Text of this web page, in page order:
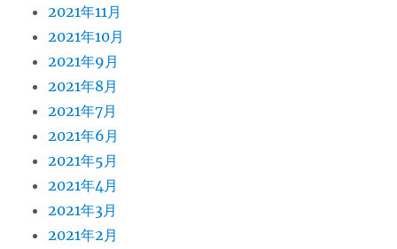
2021年11月
2021年10月
2021年9月
2021年8月
2021年7月
2021年6月
2021年5月
2021年4月
2021年3月
2021年2月